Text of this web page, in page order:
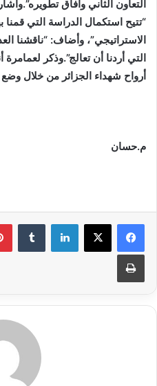
التعاون الثاني وآفاق
“تتيح استكمال الدراسة التي قمنا
الاستراتيجي”، وأضاف: “ناقشنا
التي أردنا أن تعالج”.وذكر
أرواح شهداء الجزائر من خلال
م.حسان
لينكدإن
طباعة